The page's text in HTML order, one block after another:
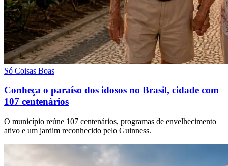
Só Coisas Boas
Conheça o paraíso dos idosos no Brasil, cidade com
107 centenários
O município reúne 107 centenários, programas de envelhecimento
ativo e um jardim reconhecido pelo Guinness.